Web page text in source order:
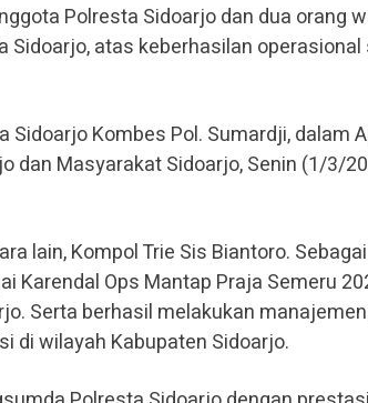
Polresta Sidoarjo dan dua orang
atas keberhasilan
Kombes Pol. Sumardji, dalam
dan Masyarakat Sidoarjo, Senin (1/3/
lain, Kompol Trie Sis Biantoro.
Karendal Ops Mantap Praja Semeru
Serta berhasil melakukan
di wilayah Kabupaten Sidoarjo.